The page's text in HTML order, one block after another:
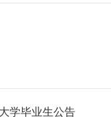
学毕业生公告